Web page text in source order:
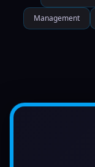
Management